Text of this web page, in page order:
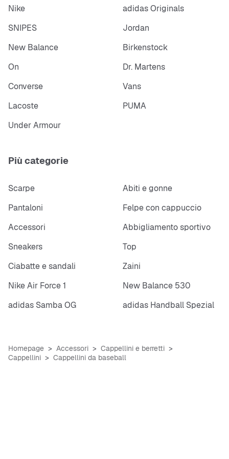
Nike
adidas Originals
SNIPES
Jordan
New Balance
Birkenstock
On
Dr. Martens
Converse
Vans
Lacoste
PUMA
Under Armour
Più categorie
Scarpe
Abiti e gonne
Pantaloni
Felpe con cappuccio
Accessori
Abbigliamento sportivo
Sneakers
Top
Ciabatte e sandali
Zaini
Nike Air Force 1
New Balance 530
adidas Samba OG
adidas Handball Spezial
Homepage Accessori
Cappellini e berretti
Cappellini
Cappellini da baseball